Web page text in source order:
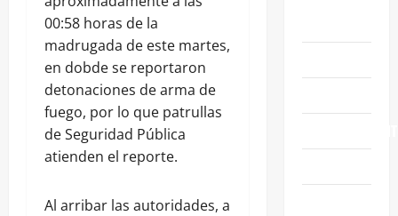
00:58 horas de la
madrugada de este martes,
en dobde se reportaron
detonaciones de arma de
fuego, por lo que patrullas
de Seguridad Pública
atienden el reporte.
Al arribar las autoridades, a